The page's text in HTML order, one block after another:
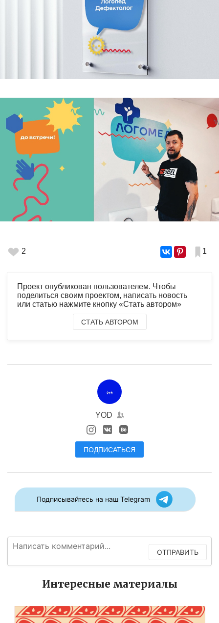
2 1
Проект опубликован пользователем. Чтобы
поделиться своим проектом, написать новость
или статью нажмите кнопку «Стать автором»
СТАТЬ АВТОРОМ
YOD
ПОДПИСАТЬСЯ
Подписывайтесь на наш Telegram
ОТПРАВИТЬ
Интересные материалы